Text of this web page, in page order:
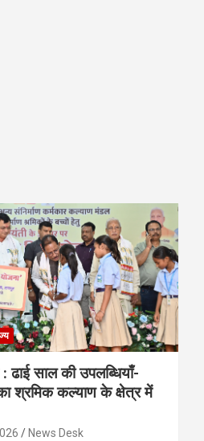
ढाई साल की उपलब्धियाँ-
श्रमिक कल्याण के क्षेत्र में
News Desk